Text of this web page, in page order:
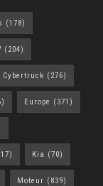
(178)
(204)
Cybertruck (276)
Europe (371)
Kia (70)
Moteur (839)